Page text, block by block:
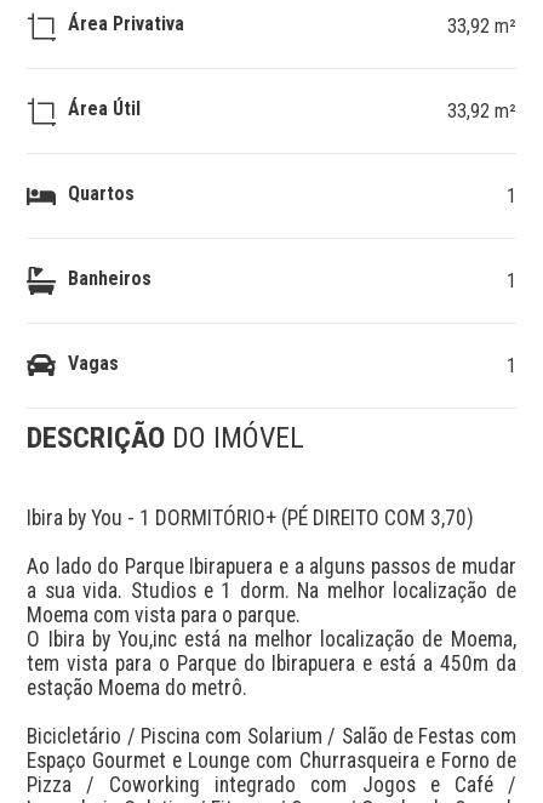
Área Privativa 33,92 m²
Área Útil 33,92 m²
Quartos 1
Banheiros 1
Vagas 1
DESCRIÇÃO DO IMÓVEL
Ibira by You - 1 DORMITÓRIO+ (PÉ DIREITO COM 3,70)
Ao lado do Parque Ibirapuera e a alguns passos de mudar
a sua vida. Studios e 1 dorm. Na melhor localização de
Moema com vista para o parque.
O Ibira by You,inc está na melhor localização de Moema,
tem vista para o Parque do Ibirapuera e está a 450m da
estação Moema do metrô.
Bicicletário / Piscina com Solarium / Salão de Festas com
Espaço Gourmet e Lounge com Churrasqueira e Forno de
Pizza / Coworking integrado com Jogos e Café /